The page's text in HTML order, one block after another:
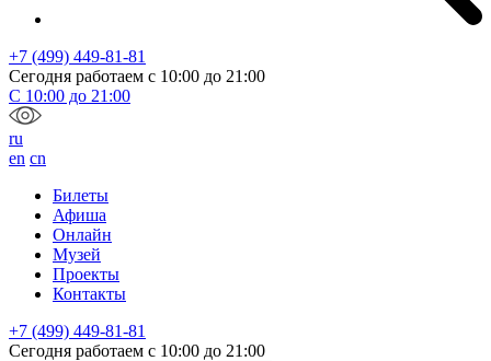
+7 (499) 449-81-81
Сегодня работаем с 10:00 до 21:00
С 10:00 до 21:00
ru
en cn
Билеты
Афиша
Онлайн
Музей
Проекты
Контакты
+7 (499) 449-81-81
Сегодня работаем с 10:00 до 21:00